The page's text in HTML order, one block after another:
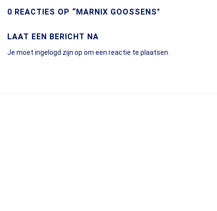
0 REACTIES OP “MARNIX GOOSSENS"
LAAT EEN BERICHT NA
Je moet ingelogd zijn op om een reactie te plaatsen.